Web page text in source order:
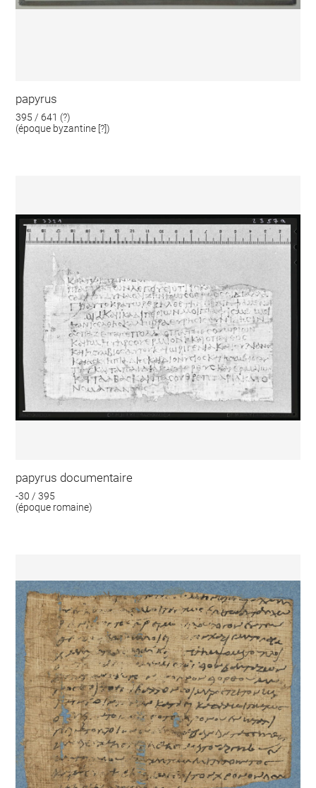
papyrus
395 / 641 (?)
(époque byzantine [?])
papyrus documentaire
-30 / 395
(époque romaine)